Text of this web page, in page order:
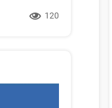
120